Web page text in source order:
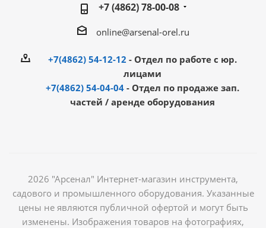
+7 (4862) 78-00-08
online@arsenal-orel.ru
+7(4862) 54-12-12 - Отдел по работе с юр.
лицами
+7(4862) 54-04-04 - Отдел по продаже зап.
частей / аренде оборудования
2026 "Арсенал" Интернет-магазин инструмента,
садового и промышленного оборудования. Указанные
цены не являются публичной офертой и могут быть
изменены. Изображения товаров на фотографиях,